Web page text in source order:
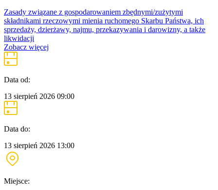
Zasady związane z gospodarowaniem zbędnymi/zużytymi
składnikami rzeczowymi mienia ruchomego Skarbu Państwa, ich
sprzedaży, dzierżawy, najmu, przekazywania i darowizny, a także
likwidacji
Zobacz więcej
Data od:
13 sierpień 2026 09:00
Data do:
13 sierpień 2026 13:00
Miejsce: